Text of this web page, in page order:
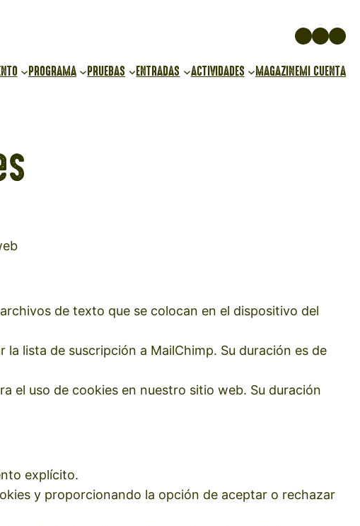
PROGRAMA PRUEBAS ENTRADAS ACTIVIDADES MAGAZINEMI CUENTA
de texto que se colocan en el dispositivo del
lista de suscripción a MailChimp. Su duración es de
el uso de cookies en nuestro sitio web. Su duración
explícito.
y proporcionando la opción de aceptar o rechazar